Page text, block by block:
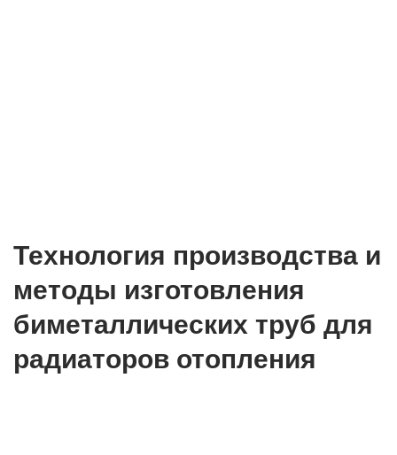
Технология производства и
методы изготовления
биметаллических труб для
радиаторов отопления